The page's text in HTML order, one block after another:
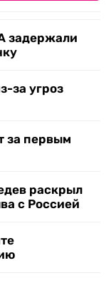
задержали
за угроз
за первым
раскрыл
с Россией